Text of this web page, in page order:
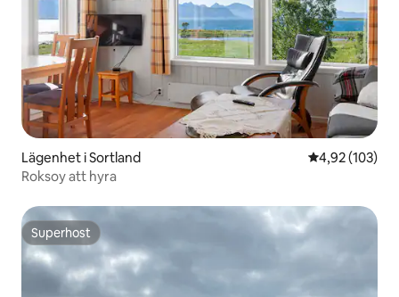
Lägenhet i Sortland 4,92 av 5 i
4,92 (103)
Roksoy att hyra
Superhost
Superhost